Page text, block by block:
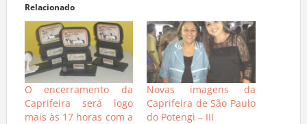
Relacionado
O encerramento da
Caprifeira será logo
mais às 17 horas com a
Novas imagens da
Caprifeira de São Paulo
do Potengi – III